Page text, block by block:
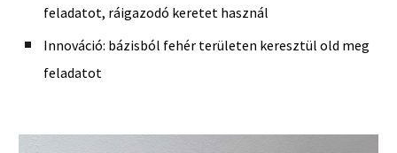
feladatot, ráigazodó keretet használ
Innováció: bázisból fehér területen keresztül old meg
feladatot